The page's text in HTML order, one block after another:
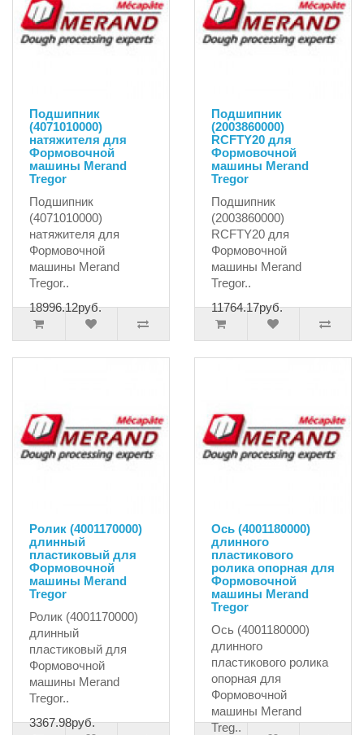
Подшипник
(4071010000)
натяжителя для
Формовочной
машины Merand
Tregor
Подшипник
(4071010000)
натяжителя для
Формовочной
машины Merand
Tregor..
18996.12руб.
Подшипник
(2003860000)
RCFTY20 для
Формовочной
машины Merand
Tregor
Подшипник
(2003860000)
RCFTY20 для
Формовочной
машины Merand
Tregor..
11764.17руб.
Ролик (4001170000)
длинный
пластиковый для
Формовочной
машины Merand
Tregor
Ролик (4001170000)
длинный
пластиковый для
Формовочной
машины Merand
Tregor..
3367.98руб.
Ось (4001180000)
длинного
пластикового
ролика опорная для
Формовочной
машины Merand
Tregor
Ось (4001180000)
длинного
пластикового ролика
опорная для
Формовочной
машины Merand
Treg..